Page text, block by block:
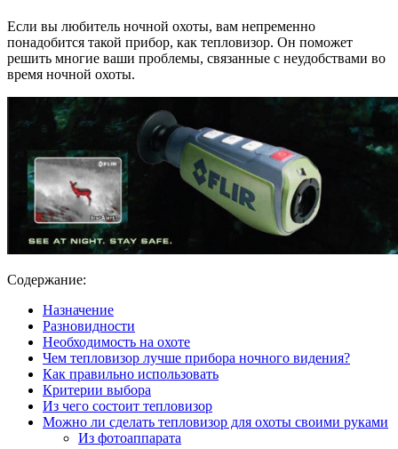
Если вы любитель ночной охоты, вам непременно
понадобится такой прибор, как тепловизор. Он поможет
решить многие ваши проблемы, связанные с неудобствами во
время ночной охоты.
Содержание:
Назначение
Разновидности
Необходимость на охоте
Чем тепловизор лучше прибора ночного видения?
Как правильно использовать
Критерии выбора
Из чего состоит тепловизор
Можно ли сделать тепловизор для охоты своими руками
Из фотоаппарата